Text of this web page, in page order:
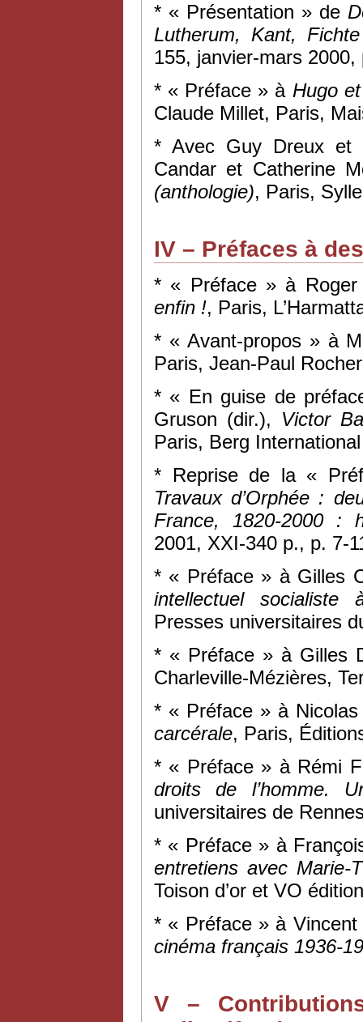
* « Présentation » de
Lutherum, Kant,
155, janvier-mars 2000,
* « Préface » à Hugo
Claude Millet, Paris,
* Avec Guy Dreux et
Candar et Catherine
(anthologie), Paris,
IV – Préfaces à
* « Préface » à
enfin !, Paris,
* « Avant-propos » à
Paris, Jean-Paul
* « En guise de
Gruson (dir.), Victor
Paris, Berg
* Reprise de la «
Travaux d’Orphée :
France, 1820-2000 :
2001, XXI-340 p., p. 7-
* « Préface » à Gilles
intellectuel
Presses universitaires
* « Préface » à Gilles
Charleville-Mézières,
* « Préface » à
carcérale, Paris,
* « Préface » à Rémi
droits de l’homme.
universitaires de
* « Préface » à
entretiens avec Marie-
Toison d’or et VO
* « Préface » à
cinéma français 1936-
V –